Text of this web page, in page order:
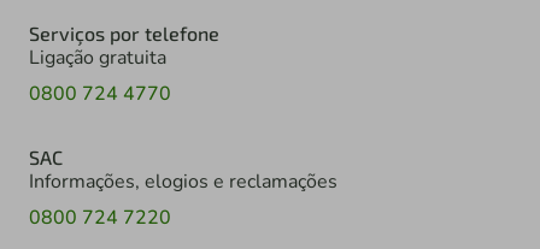
Serviços por telefone
Ligação gratuita
0800 724 4770
SAC
Informações, elogios e reclamações
0800 724 7220